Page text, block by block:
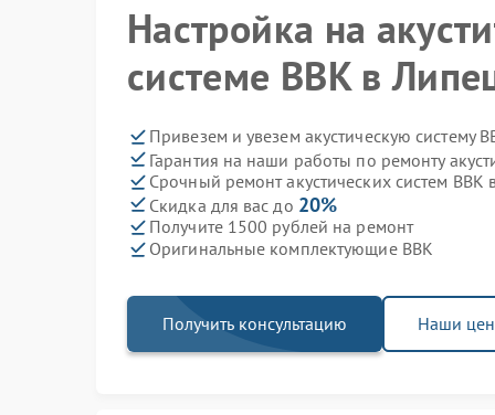
Настройка на
системе BBK в
Привезем и увезем акустическую систему
Гарантия на наши работы по ремонту
Срочный ремонт акустических систем BBK
Скидка для вас до 20%
Получите 1500 рублей на ремонт
Оригинальные комплектующие BBK
Получить консультацию Наши